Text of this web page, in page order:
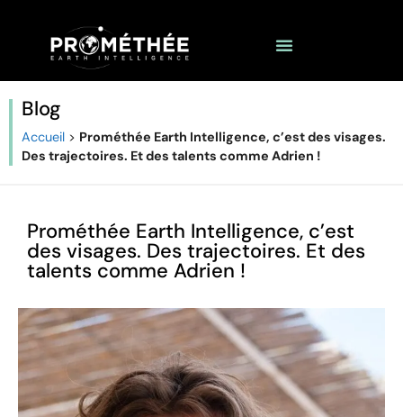
Blog
Accueil > Prométhée Earth Intelligence, c’est des visages.
Des trajectoires. Et des talents comme Adrien !
Prométhée Earth Intelligence, c’est
des visages. Des trajectoires. Et des
talents comme Adrien !